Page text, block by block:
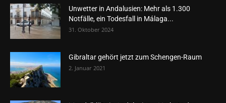
Unwetter in Andalusien: Mehr als 1.300
Notfälle, ein Todesfall in Málaga...
31. Oktober 2024
Gibraltar gehört jetzt zum Schengen-Raum
2. Januar 2021